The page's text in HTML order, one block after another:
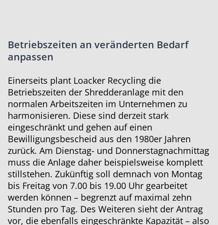
Betriebszeiten an veränderten Bedarf
anpassen
Einerseits plant Loacker Recycling die
Betriebszeiten der Shredderanlage mit den
normalen Arbeitszeiten im Unternehmen zu
harmonisieren. Diese sind derzeit stark
eingeschränkt und gehen auf einen
Bewilligungsbescheid aus den 1980er Jahren
zurück. Am Dienstag- und Donnerstagnachmittag
muss die Anlage daher beispielsweise komplett
stillstehen. Zukünftig soll demnach von Montag
bis Freitag von 7.00 bis 19.00 Uhr gearbeitet
werden können – begrenzt auf maximal zehn
Stunden pro Tag. Des Weiteren sieht der Antrag
vor, die ebenfalls eingeschränkte Kapazität – also